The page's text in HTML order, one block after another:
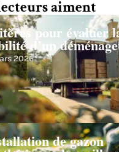
aiment
pour évaluer
d’un
2026
de gazon